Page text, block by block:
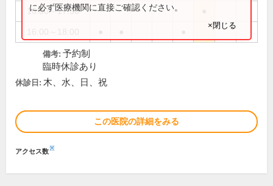
16:00～17:30
に必ず医療機関に直接ご確認ください。
×閉じる
備考: 予約制
臨時休診あり
休診日: 木、水、日、祝
この医院の詳細をみる
アクセス数※